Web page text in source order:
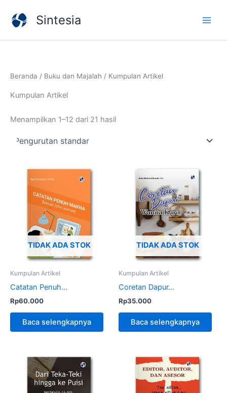
konten
Sintesia
Beranda / Buku dan Majalah / Kumpulan Artikel
Kumpulan Artikel
Menampilkan 1–12 dari 21 hasil
TIDAK ADA STOK
Kumpulan Artikel
Catatan Penuh...
Rp60.000
Baca selengkapnya
TIDAK ADA STOK
Kumpulan Artikel
Coretan Dapur...
Rp35.000
Baca selengkapnya